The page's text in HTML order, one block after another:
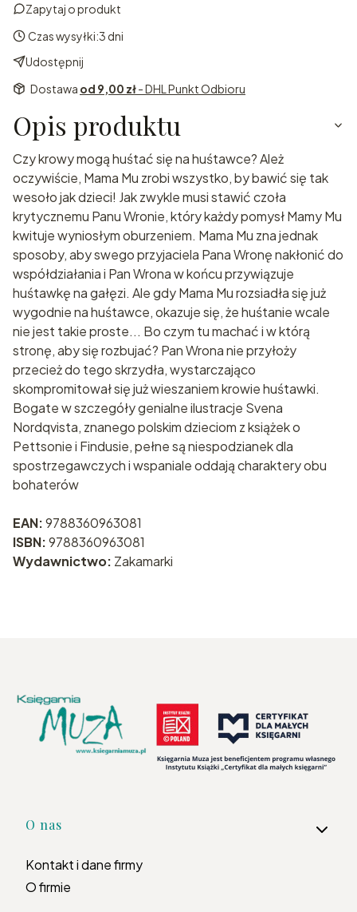
Zapytaj o produkt
Czas wysyłki:3 dni
Udostępnij
Dostawa od 9,00 zł- DHL Punkt Odbioru
Opis produktu
Czy krowy mogą huśtać się na huśtawce? Ależ
oczywiście, Mama Mu zrobi wszystko, by bawić się tak
wesoło jak dzieci! Jak zwykle musi stawić czoła
krytycznemu Panu Wronie, który każdy pomysł Mamy Mu
kwituje wyniosłym oburzeniem. Mama Mu zna jednak
sposoby, aby swego przyjaciela Pana Wronę nakłonić do
współdziałania i Pan Wrona w końcu przywiązuje
huśtawkę na gałęzi. Ale gdy Mama Mu rozsiadła się już
wygodnie na huśtawce, okazuje się, że huśtanie wcale
nie jest takie proste... Bo czym tu machać i w którą
stronę, aby się rozbujać? Pan Wrona nie przyłoży
przecież do tego skrzydła, wystarczająco
skompromitował się już wieszaniem krowie huśtawki.
Bogate w szczegóły genialne ilustracje Svena
Nordqvista, znanego polskim dzieciom z książek o
Pettsonie i Findusie, pełne są niespodzianek dla
spostrzegawczych i wspaniale oddają charaktery obu
bohaterów
EAN:9788360963081
ISBN:9788360963081
Wydawnictwo: Zakamarki
Linki w stopce
O nas
Kontakt i dane firmy
O firmie